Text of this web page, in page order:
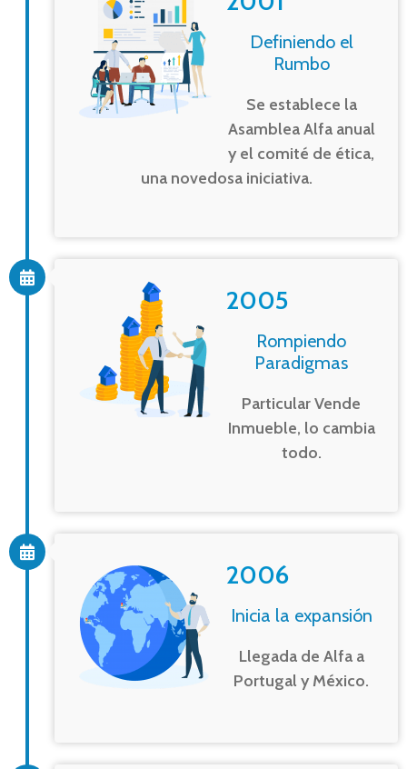
Definiendo el
Rumbo
Se establece la
Asamblea Alfa anual
y el comité de ética,
una novedosa iniciativa.
2005
Rompiendo
Paradigmas
Particular Vende
Inmueble, lo cambia
todo.
2006
Inicia la expansión
Llegada de Alfa a
Portugal y México.